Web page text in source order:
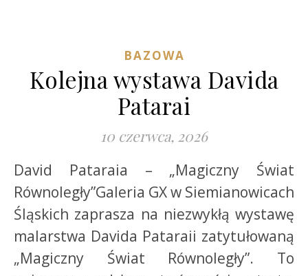
BAZOWA
Kolejna wystawa Davida
Patarai
10 czerwca, 2026
David Pataraia – „Magiczny Świat
Równoległy”Galeria GX w Siemianowicach
Śląskich zaprasza na niezwykłą wystawę
malarstwa Davida Pataraii zatytułowaną
„Magiczny Świat Równoległy”. To